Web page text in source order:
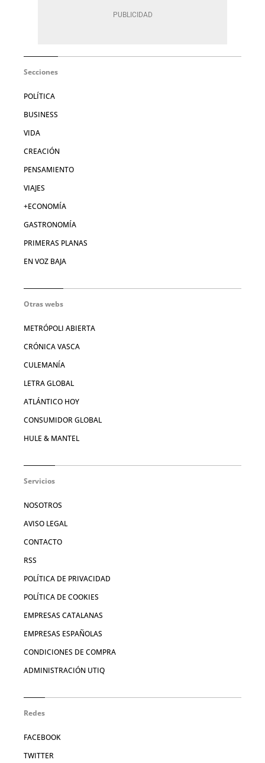
Secciones
POLÍTICA
BUSINESS
VIDA
CREACIÓN
PENSAMIENTO
VIAJES
+ECONOMÍA
GASTRONOMÍA
PRIMERAS PLANAS
EN VOZ BAJA
Otras webs
METRÓPOLI ABIERTA
CRÓNICA VASCA
CULEMANÍA
LETRA GLOBAL
ATLÁNTICO HOY
CONSUMIDOR GLOBAL
HULE & MANTEL
Servicios
NOSOTROS
AVISO LEGAL
CONTACTO
RSS
POLÍTICA DE PRIVACIDAD
POLÍTICA DE COOKIES
EMPRESAS CATALANAS
EMPRESAS ESPAÑOLAS
CONDICIONES DE COMPRA
ADMINISTRACIÓN UTIQ
Redes
FACEBOOK
TWITTER